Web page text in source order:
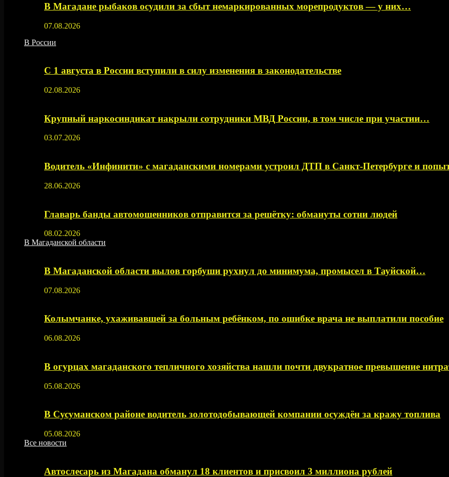
В Магадане рыбаков осудили за сбыт немаркированных морепродуктов — у них…
07.08.2026
В России
С 1 августа в России вступили в силу изменения в законодательстве
02.08.2026
Крупный наркосиндикат накрыли сотрудники МВД России, в том числе при участии…
03.07.2026
Водитель «Инфинити» с магаданскими номерами устроил ДТП в Санкт-Петербурге и
28.06.2026
Главарь банды автомошенников отправится за решётку: обмануты сотни людей
08.02.2026
В Магаданской области
В Магаданской области вылов горбуши рухнул до минимума, промысел в Тауйской…
07.08.2026
Колымчанке, ухаживавшей за больным ребёнком, по ошибке врача не выплатили пособие
06.08.2026
В огурцах магаданского тепличного хозяйства нашли почти двукратное превышение
05.08.2026
В Сусуманском районе водитель золотодобывающей компании осуждён за кражу топлива
05.08.2026
Все новости
Автослесарь из Магадана обманул 18 клиентов и присвоил 3 миллиона рублей